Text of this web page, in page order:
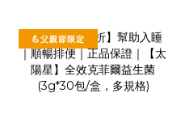
💪父親節限定